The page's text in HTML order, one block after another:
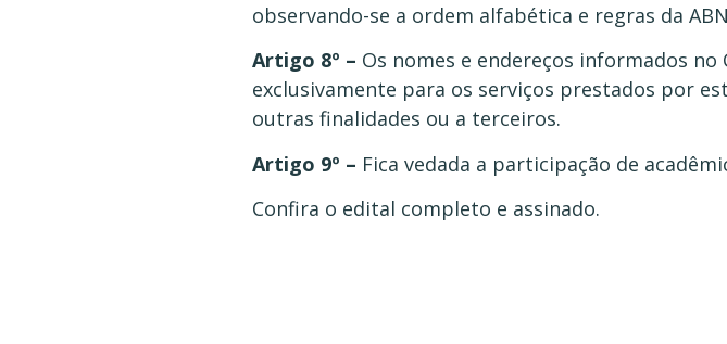
observando-se a ordem alfabética e regras da
Artigo 8º – Os nomes e endereços informados no
exclusivamente para os serviços prestados por
outras finalidades ou a terceiros.
Artigo 9º – Fica vedada a participação de
Confira o edital completo e assinado.